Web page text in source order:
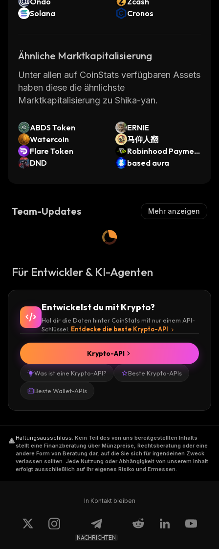
Solana
Cronos
Ähnliche Marktkapitalisierung
Unter allen auf CoinStats verfügbaren Assets
haben diese die ähnlichste
Marktkapitalisierung zu Shika-yan.
ABDS Token
ERNIE
Watercoin
马仰人翻
Flare Token
Robinhood Paymen
ts Protocol
DND based aura
Team-Updates Mehr anzeigen
Für Entwickler & KI-Agenten
Entwickelst du mit Krypto?
Hol dir die Daten hinter CoinStats mit nur einem API-
Schlüssel. Entdecke die beste Krypto-API
Was ist eine Krypto-API? Beste Krypto-APIs
Beste Wallet-APIs
Krypto-API
Haftungsausschluss. Kein Teil des von uns bereitgestellten Inhalts
stellt eine Finanzberatung über Münzpreise, Rechtsberatung oder eine
andere Form von Beratung dar, auf die Sie sich für irgendeinen Zweck
verlassen sollten. Jede Nutzung oder Abhängigkeit von unserem Inhalt
erfolgt ausschließlich auf Ihr eigenes Risiko und Ermessen.
In Kontakt bleiben
NACHRICHTEN